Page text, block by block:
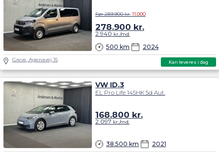
Kan leveres i dag
500 km 2024
Før 289.900 kr. 11.000
278.900 kr.
2.940 kr./md.
Greve, Agenavej 15
VW ID.3
EL Pro Life 145HK 5d Aut.
38.500 km 2021
168.800 kr.
2.097 kr./md.